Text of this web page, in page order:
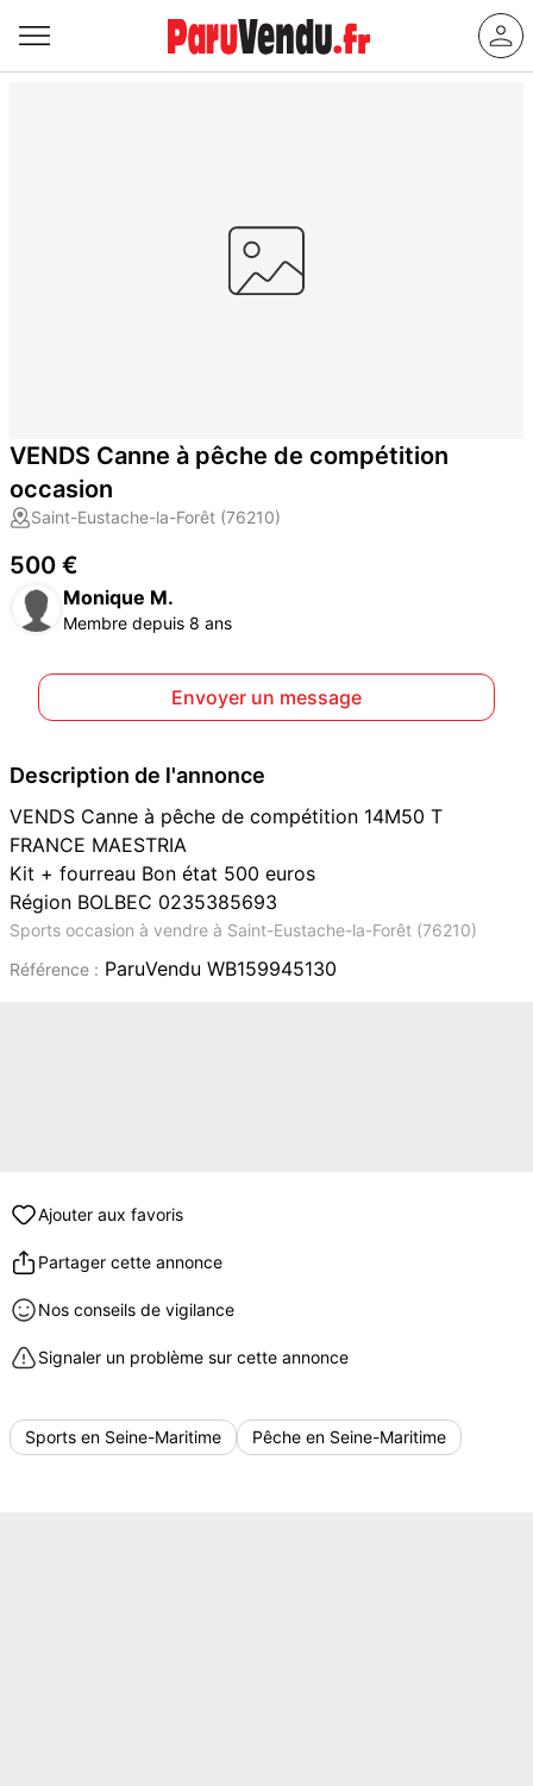
VENDS Canne à pêche de compétition
occasion
Saint-Eustache-la-Forêt (76210)
500 €
Monique M.
Membre depuis 8 ans
Envoyer un message
Description de l'annonce
VENDS Canne à pêche de compétition 14M50 T
FRANCE MAESTRIA
Kit + fourreau Bon état 500 euros
Région BOLBEC 0235385693
Sports occasion à vendre à Saint-Eustache-la-Forêt (76210)
Référence : ParuVendu WB159945130
Ajouter aux favoris
Partager cette annonce
Nos conseils de vigilance
Signaler un problème sur cette annonce
Sports en Seine-Maritime Pêche en Seine-Maritime